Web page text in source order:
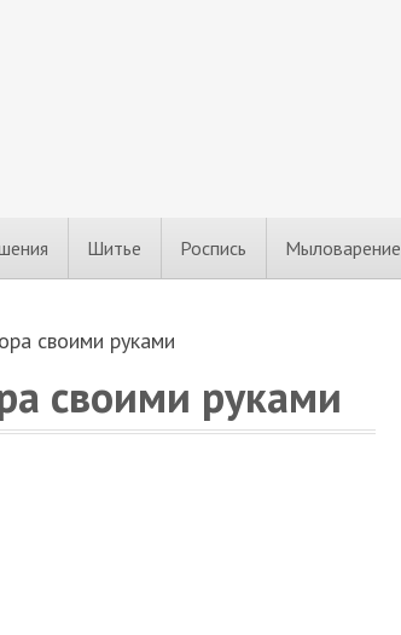
Шитье Роспись Мыловарение
своими руками
своими руками